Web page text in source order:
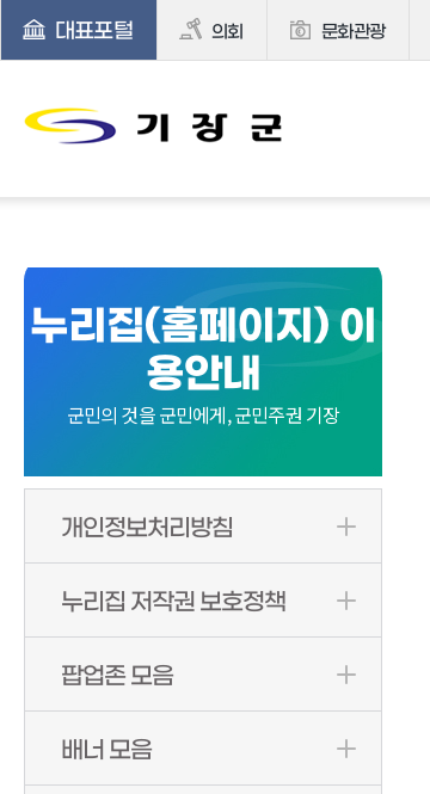
대표포털 의회 문화관광
누리집(홈페이지) 이
용안내
군민의 것을 군민에게, 군민주권 기장
개인정보처리방침
누리집 저작권 보호정책
팝업존 모음
배너 모음